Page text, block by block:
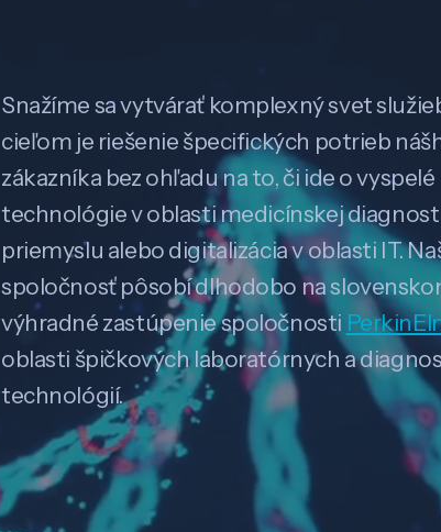
Snažíme sa vytvárať komplexný svet
cieľom je riešenie špecifických potrieb
zákazníka bez ohľadu na to, či ide o vyspelé
technológie v oblasti medicínskej
priemyslu alebo digitalizácia v oblasti IT.
spoločnosť pôsobí dlhodobo na
výhradné zastúpenie spoločnosti
oblasti špičkových laboratórnych a
technológií.